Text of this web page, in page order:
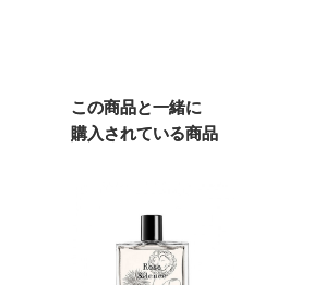
この商品と一緒に
購入されている商品